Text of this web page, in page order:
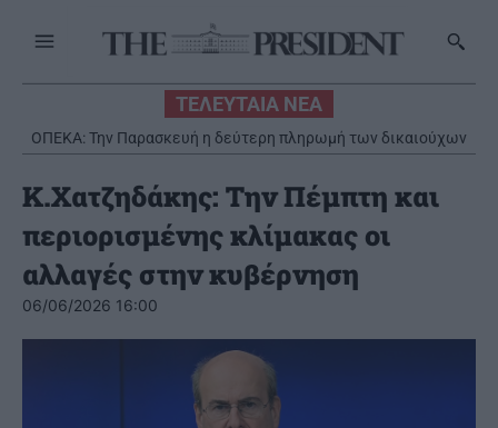
ΤΕΛΕΥΤΑΙΑ ΝΕΑ
ΟΠΕΚΑ: Την Παρασκευή η δεύτερη πληρωμή των δικαιούχων
του Λογαριασμού Αγροτικής Εστίας
Κ.Χατζηδάκης: Την Πέμπτη και
περιορισμένης κλίμακας οι
αλλαγές στην κυβέρνηση
06/06/2026 16:00